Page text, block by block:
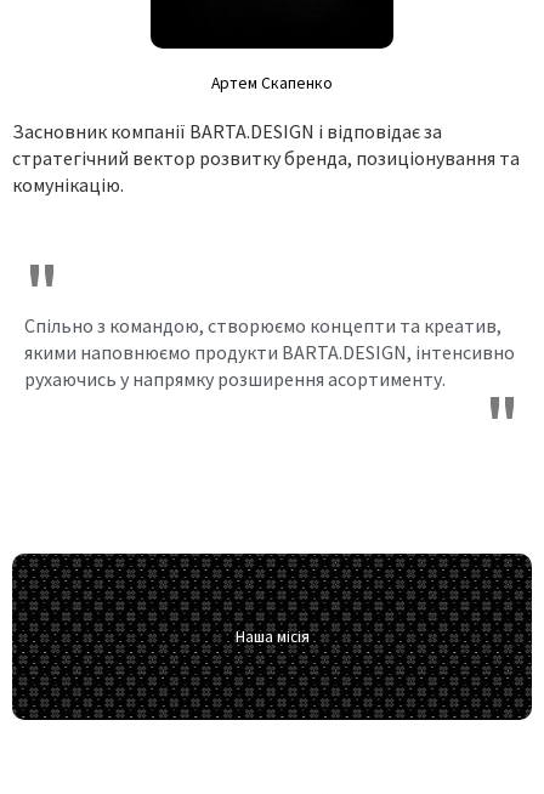
Артем Скапенко
Засновник компанії BARTA.DESIGN і відповідає за
стратегічний вектор розвитку бренда, позиціонування та
комунікацію.
"
Спільно з командою, створюємо концепти та креатив,
якими наповнюємо продукти BARTA.DESIGN, інтенсивно
рухаючись у напрямку розширення асортименту.
"
Наша місія